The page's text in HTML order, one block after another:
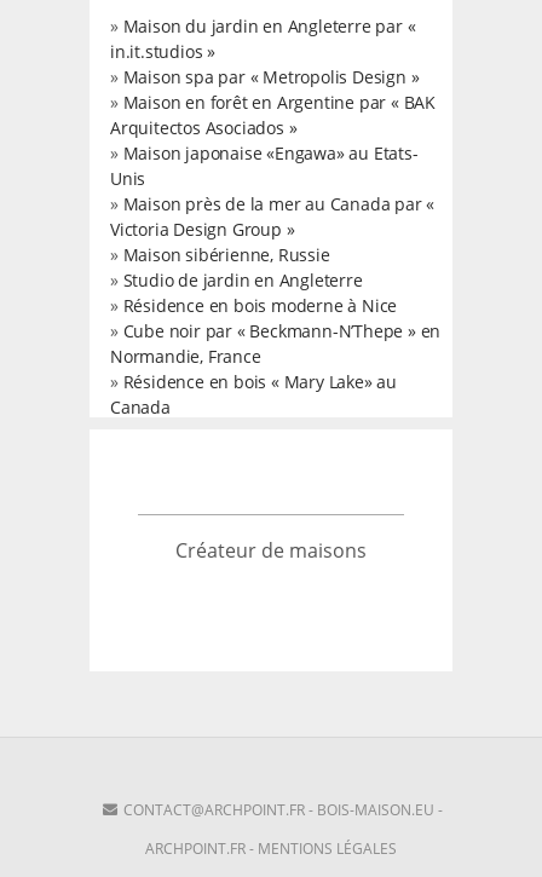
» Maison du jardin en Angleterre par «
in.it.studios »
» Maison spa par « Metropolis Design »
» Maison en forêt en Argentine par « BAK
Arquitectos Asociados »
» Maison japonaise «Engawa» au Etats-
Unis
» Maison près de la mer au Canada par «
Victoria Design Group »
» Maison sibérienne, Russie
» Studio de jardin en Angleterre
» Résidence en bois moderne à Nice
» Cube noir par « Beckmann-N’Thepe » en
Normandie, France
» Résidence en bois « Mary Lake» au
Canada
Créateur de maisons
CONTACT@ARCHPOINT.FR- BOIS-MAISON.EU -
ARCHPOINT.FR- MENTIONS LÉGALES